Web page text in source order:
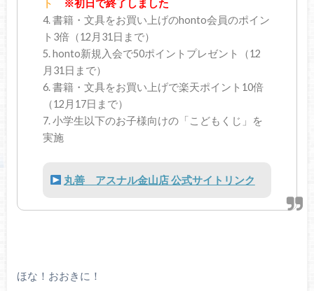
ト
※初日で終了しました
4. 書籍・文具をお買い上げのhonto会員のポイン
ト3倍（12月31日まで）
5. honto新規入会で50ポイントプレゼント（12
月31日まで）
6. 書籍・文具をお買い上げで楽天ポイント10倍
（12月17日まで）
7. 小学生以下のお子様向けの「こどもくじ」を
実施
丸善 アスナル金山店 公式サイトリンク
ほな！おおきに！